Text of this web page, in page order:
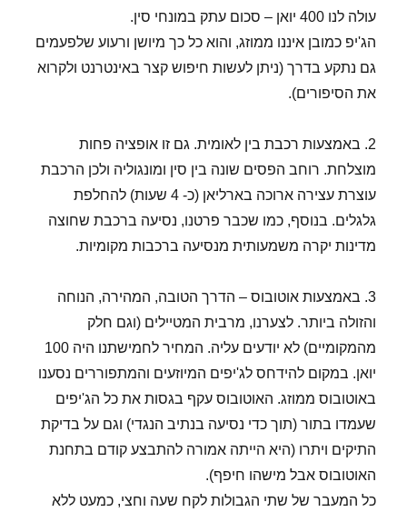
עולה לנו 400 יואן – סכום עתק במונחי סין.
הג'יפ כמובן איננו ממוזג, והוא כל כך מיושן ורעוע שלפעמים
גם נתקע בדרך (ניתן לעשות חיפוש קצר באינטרנט ולקרוא
את הסיפורים).
2. באמצעות רכבת בין לאומית. גם זו אופציה פחות
מוצלחת. רוחב הפסים שונה בין סין ומונגוליה ולכן הרכבת
עוצרת עצירה ארוכה בארליאן (כ- 4 שעות) להחלפת
גלגלים. בנוסף, כמו שכבר פרטנו, נסיעה ברכבת שחוצה
מדינות יקרה משמעותית מנסיעה ברכבות מקומיות.
3. באמצעות אוטובוס – הדרך הטובה, המהירה, הנוחה
והזולה ביותר. לצערנו, מרבית המטיילים (וגם חלק
מהמקומיים) לא יודעים עליה. המחיר לחמישתנו היה 100
יואן. במקום להידחס לג'יפים המיוזעים והמתפוררים נסענו
באוטובוס ממוזג. האוטובוס עקף בגסות את כל הג'יפים
שעמדו בתור (תוך כדי נסיעה בנתיב הנגדי) וגם על בדיקת
התיקים ויתרו (היא הייתה אמורה להתבצע קודם בתחנת
האוטובוס אבל מישהו חיפף).
כל המעבר של שתי הגבולות לקח שעה וחצי, כמעט ללא